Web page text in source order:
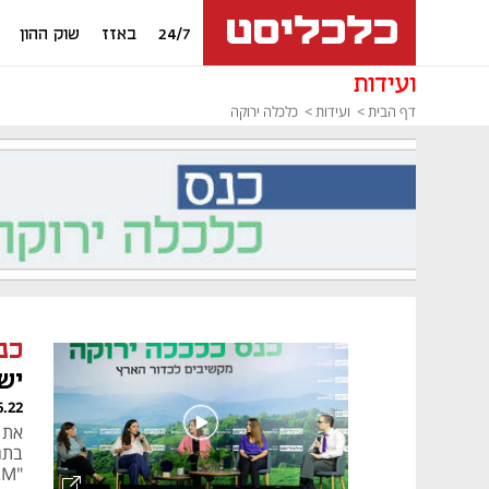
24/7 באזז שוק ההון
ועידות
דף הבית ועידות כלכלה ירוקה
את